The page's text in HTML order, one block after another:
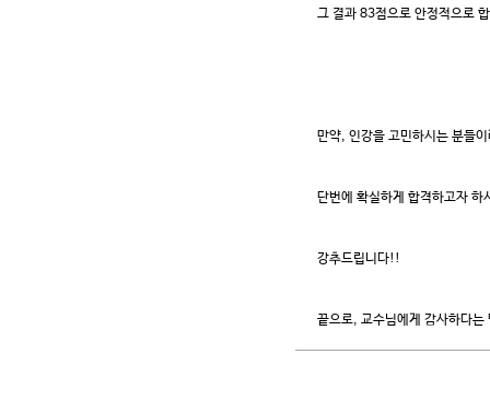
그 결과 83점으로 안정적으로
만약, 인강을 고민하시는 분들
단번에 확실하게 합격하고자 하
강추드립니다!!
끝으로, 교수님에게 감사하다는